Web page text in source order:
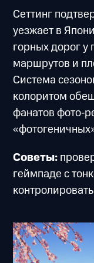
Сеттинг
уезжает в
горных дорог
маршрутов и
Система
колоритом
фанатов
Советы:
геймпаде с